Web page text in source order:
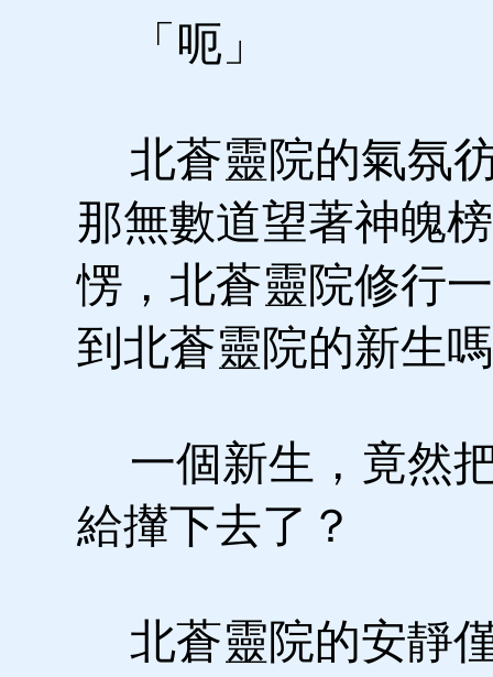
「呃」
北蒼靈院的氣氛
那無數道望著神魄
愣，北蒼靈院修行
到北蒼靈院的新生
一個新生，竟然
給攆下去了？
北蒼靈院的安靜